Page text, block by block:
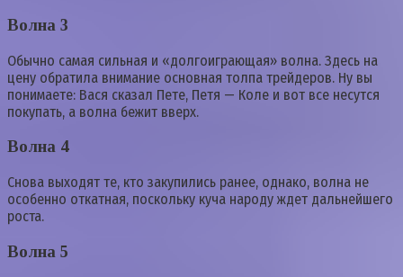
Волна 3
Обычно самая сильная и «долгоиграющая» волна. Здесь на
цену обратила внимание основная толпа трейдеров. Ну вы
понимаете: Вася сказал Пете, Петя — Коле и вот все несутся
покупать, а волна бежит вверх.
Волна 4
Снова выходят те, кто закупились ранее, однако, волна не
особенно откатная, поскольку куча народу ждет дальнейшего
роста.
Волна 5